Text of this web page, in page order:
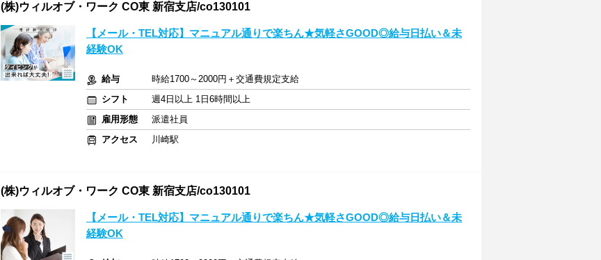
(株)ウィルオブ・ワーク CO東 新宿支店/co130101
【メール・TEL対応】マニュアル通りで楽ちん★気軽さGOOD◎給与日払い＆未
経験OK
給与
時給1700～2000円＋交通費規定支給
シフト
週4日以上 1日6時間以上
雇用形態
派遣社員
アクセス
川崎駅
(株)ウィルオブ・ワーク CO東 新宿支店/co130101
【メール・TEL対応】マニュアル通りで楽ちん★気軽さGOOD◎給与日払い＆未
経験OK